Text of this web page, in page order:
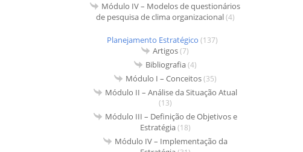
Módulo IV – Modelos de questionários
de pesquisa de clima organizacional(4)
Planejamento Estratégico (137)
Artigos(7)
Bibliografia(4)
Módulo I – Conceitos(35)
Módulo II – Análise da Situação Atual
(13)
Módulo III – Definição de Objetivos e
Estratégia(18)
Módulo IV – Implementação da